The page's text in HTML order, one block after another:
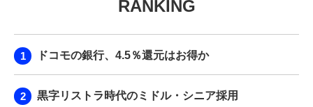
LIFE ENDING JOURNAL
BPaaS JOURNAL
RANKING
ドコモの銀行、4.5％還元はお得か
黒字リストラ時代のミドル・シニア採用